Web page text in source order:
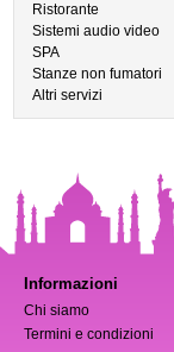
Ristorante
Sistemi audio video
SPA
Stanze non fumatori
Altri servizi
Informazioni
Chi siamo
Termini e condizioni